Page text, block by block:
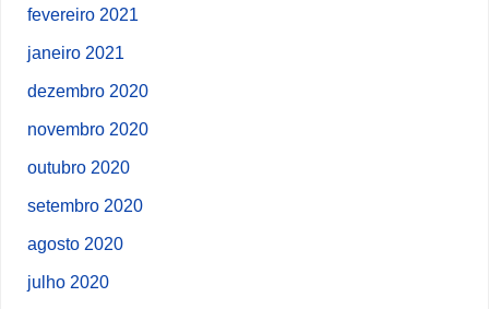
fevereiro 2021
janeiro 2021
dezembro 2020
novembro 2020
outubro 2020
setembro 2020
agosto 2020
julho 2020